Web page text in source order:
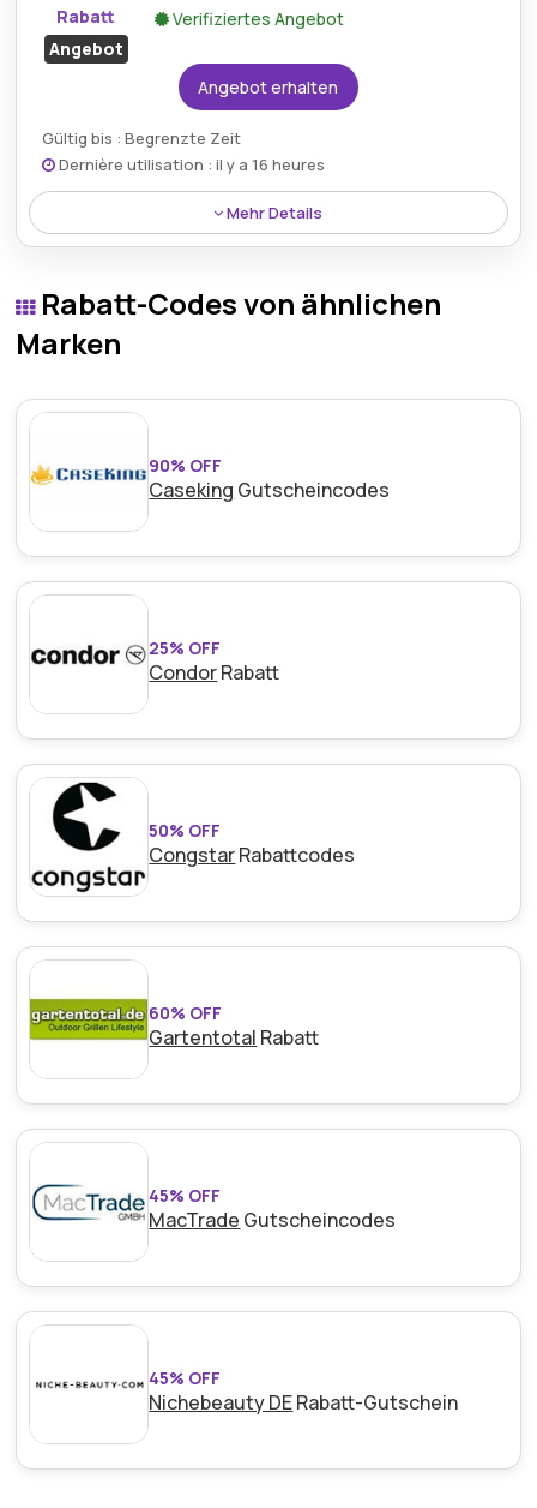
Rabatt
Angebot
Verifiziertes Angebot
Angebot erhalten
Gültig bis : Begrenzte Zeit
Dernière utilisation : il y a 16 heures
Mehr Details
Ein 25% Rabatt wird auf Hornsemmelgrieß gewährt,
NaturalFoodShop auf ausgewählte
Naturgartenprodukte verfügbar ist.
Rabatt-Codes von ähnlichen
Marken
90% OFF
Caseking Gutscheincodes
25% OFF
CondorRabatt
50% OFF
CongstarRabattcodes
60% OFF
Gartentotal Rabatt
45% OFF
MacTrade Gutscheincodes
45% OFF
Nichebeauty DERabatt-Gutschein